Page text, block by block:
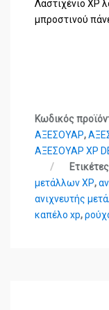
Λαστιχένιο XP
μπροστινού
Κωδικός
ΑΞΕΣΟΥΑΡ,
ΑΞΕΣΟΥΑΡ XP
μετάλλων XP,
ανιχνευτής
καπέλο xp,